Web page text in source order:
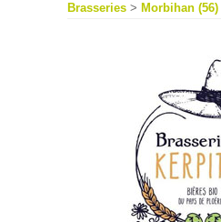
Brasseries > Morbihan (56)